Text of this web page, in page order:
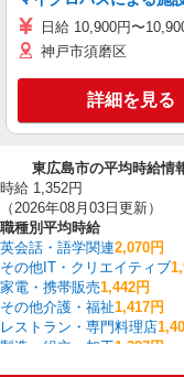
日給 10,900円〜
神戸市須磨区
詳細を見る
東広島市の平均時給情
時給 1,352円
（2026年08月03日更新）
職種別平均時給
英会話・語学関連2,070円
その他IT・クリエイティブ
家電・携帯販売1,442円
その他介護・福祉1,417円
レストラン・専門料理店
製造・組立・加工1,397円
建物管理・設備管理・マン